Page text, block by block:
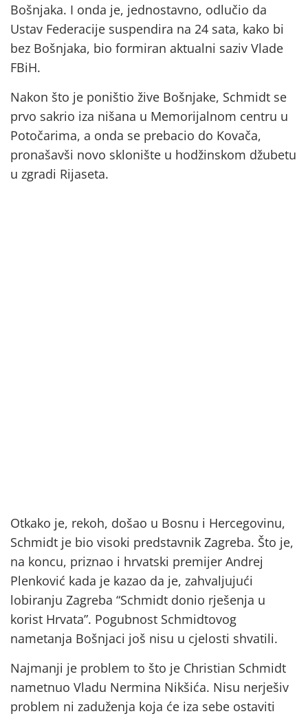
Bošnjaka. I onda je, jednostavno, odlučio da
Ustav Federacije suspendira na 24 sata, kako bi
bez Bošnjaka, bio formiran aktualni saziv Vlade
FBiH.
Nakon što je poništio žive Bošnjake, Schmidt se
prvo sakrio iza nišana u Memorijalnom centru u
Potočarima, a onda se prebacio do Kovača,
pronašavši novo sklonište u hodžinskom džubetu
u zgradi Rijaseta.
Otkako je, rekoh, došao u Bosnu i Hercegovinu,
Schmidt je bio visoki predstavnik Zagreba. Što je,
na koncu, priznao i hrvatski premijer Andrej
Plenković kada je kazao da je, zahvaljujući
lobiranju Zagreba “Schmidt donio rješenja u
korist Hrvata”. Pogubnost Schmidtovog
nametanja Bošnjaci još nisu u cjelosti shvatili.
Najmanji je problem to što je Christian Schmidt
nametnuo Vladu Nermina Nikšića. Nisu nerješiv
problem ni zaduženja koja će iza sebe ostaviti